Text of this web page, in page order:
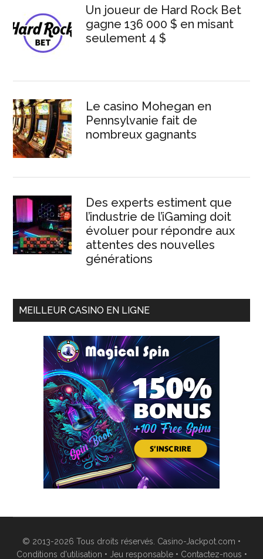
Un joueur de Hard Rock Bet
gagne 136 000 $ en misant
seulement 4 $
Le casino Mohegan en
Pennsylvanie fait de
nombreux gagnants
Des experts estiment que
l’industrie de l’iGaming doit
évoluer pour répondre aux
attentes des nouvelles
générations
MEILLEUR CASINO EN LIGNE
© 2013-2026 Tous droits réservés. Casino-Jackpot.com •
Conditions d'utilisation • Jeu responsable• Contactez-nous •